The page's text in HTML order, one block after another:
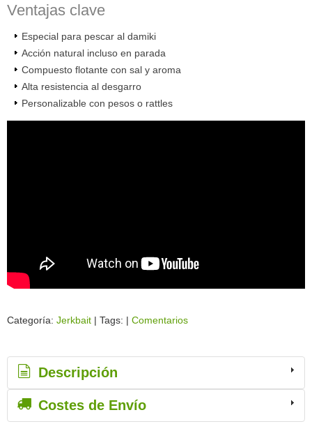
Ventajas clave
Especial para pescar al damiki
Acción natural incluso en parada
Compuesto flotante con sal y aroma
Alta resistencia al desgarro
Personalizable con pesos o rattles
Categoría: Jerkbait | Tags: | Comentarios
Descripción
Costes de Envío